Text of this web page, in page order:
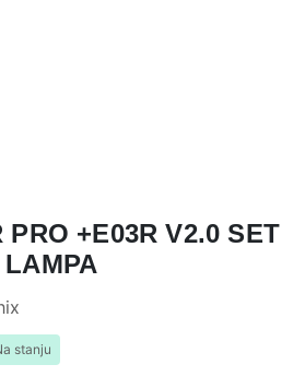
PRO +E03R V2.0 SET
stanju